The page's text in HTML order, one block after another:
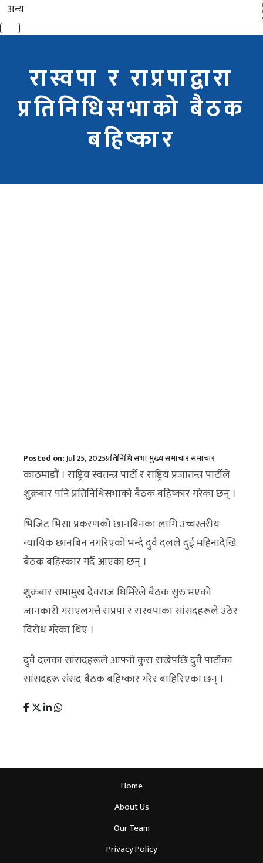
अन्य
रास्वपा र राप्रपाद्वारा
प्रतिनिधिसभाको बैठक
बहिष्कार
Posted on:Jul 25, 2025प्रतिनिधि सभामुख्य समाचारसमाचार
काठमाडौं । राष्ट्रिय स्वतन्त्र पार्टी र राष्ट्रिय प्रजातन्त्र पार्टीले
शुक्रबार पनि प्रतिनिधिसभाको बैठक बहिष्कार गरेका छन् ।
भिजिट भिसा प्रकरणको छानबिनका लागि उच्चस्तरीय
न्यायिक छानबिन नगरिएको भन्दै दुवै दलले दुई महिनादेखि
बैठक बहिस्कार गर्दै आएका छन् ।
शुक्रबार सभामुख देवराज घिमिरेले बैठक सुरु भएको
जानकारी गराएलगत्तै राप्रपा र रास्वपाका सांसदहरूले उठेर
विरोध गरेका थिए ।
दुवै दलका सांसदहरूले आफ्नो कुरा राखेपछि दुवै पार्टीका
सांसदहरू संसद बैठक बहिष्कार गरेर बाहिरिएका छन् ।
Home
About Us
Our Team
Privacy Policy